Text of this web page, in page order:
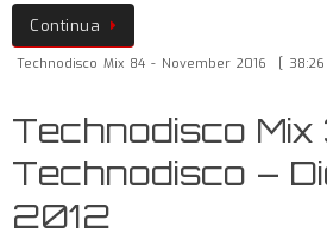
Continua
Technodisco Mix 84 - November 2016 [ 38:26 ]
Technodisco
Technodisco –
2012